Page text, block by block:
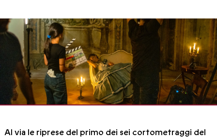
Al via le riprese del primo dei sei cortometraggi del